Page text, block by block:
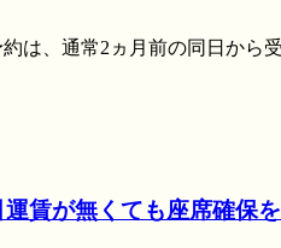
は、通常2ヵ月前の同日から
賃が無くても座席確保